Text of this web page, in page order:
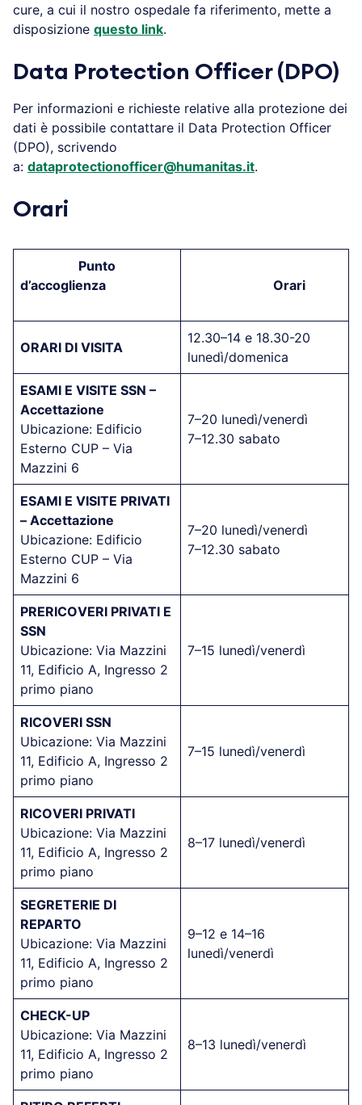
cure, a cui il nostro ospedale fa riferimento, mette a
disposizione questo link.
Data Protection Officer (DPO)
Per informazioni e richieste relative alla protezione dei
dati è possibile contattare il Data Protection Officer
(DPO), scrivendo
a: dataprotectionofficer@humanitas.it.
Orari
Punto
d’accoglienza
Orari
ORARI DI VISITA
12.30–14 e 18.30-20
lunedì/domenica
ESAMI E VISITE SSN –
Accettazione
Ubicazione: Edificio
Esterno CUP – Via
Mazzini 6
7–20 lunedì/venerdì
7–12.30 sabato
ESAMI E VISITE PRIVATI
– Accettazione
Ubicazione: Edificio
Esterno CUP – Via
Mazzini 6
7–20 lunedì/venerdì
7–12.30 sabato
PRERICOVERI PRIVATI E
SSN
Ubicazione: Via Mazzini
11, Edificio A, Ingresso 2
primo piano
7–15 lunedì/venerdì
RICOVERI SSN
Ubicazione: Via Mazzini
11, Edificio A, Ingresso 2
primo piano
7–15 lunedì/venerdì
RICOVERI PRIVATI
Ubicazione: Via Mazzini
11, Edificio A, Ingresso 2
primo piano
8–17 lunedì/venerdì
SEGRETERIE DI
REPARTO
Ubicazione: Via Mazzini
11, Edificio A, Ingresso 2
primo piano
9–12 e 14–16
lunedì/venerdì
CHECK-UP
Ubicazione: Via Mazzini
11, Edificio A, Ingresso 2
primo piano
8–13 lunedì/venerdì